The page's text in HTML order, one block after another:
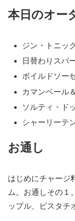
本日のオー
ジン・トニック
日替わりスパ
ボイルドソー
カマンベール
ソルティ・ド
シャーリーテ
お通し
はじめにチャージ
ム。お通しその１
ップル、ピスタチ